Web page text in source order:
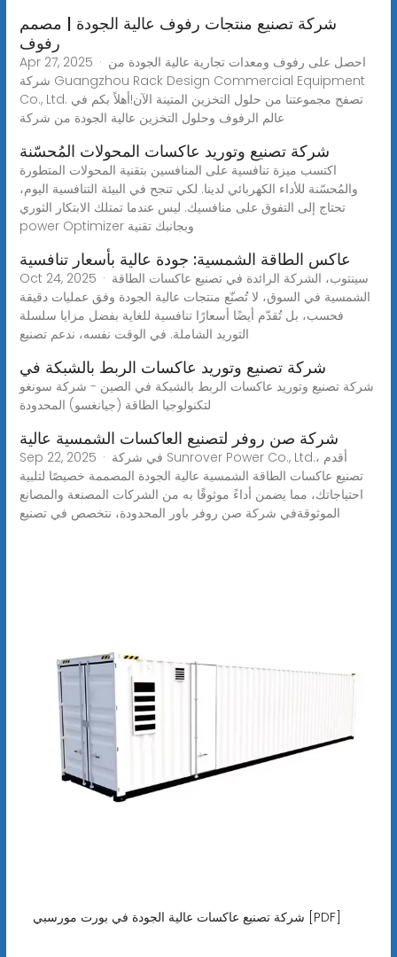
شركة تصنيع منتجات رفوف عالية الجودة | مصمم
رفوف
Apr 27, 2025 · احصل على رفوف ومعدات تجارية عالية الجودة من
شركة Guangzhou Rack Design Commercial Equipment
Co., Ltd. تصفح مجموعتنا من حلول التخزين المتينة الآن!أهلاً بكم في
عالم الرفوف وحلول التخزين عالية الجودة من شركة
شركة تصنيع وتوريد عاكسات المحولات المُحسّنة
اكتسب ميزة تنافسية على المنافسين بتقنية المحولات المتطورة
والمُحسّنة للأداء الكهربائي لدينا. لكي تنجح في البيئة التنافسية اليوم،
تحتاج إلى التفوق على منافسيك. ليس عندما تمتلك الابتكار الثوري
power Optimizer وبجانبك تقنية
عاكس الطاقة الشمسية: جودة عالية بأسعار تنافسية
Oct 24, 2025 · سينتوب، الشركة الرائدة في تصنيع عاكسات الطاقة
الشمسية في السوق، لا تُصنّع منتجات عالية الجودة وفق عمليات دقيقة
فحسب، بل تُقدّم أيضًا أسعارًا تنافسية للغاية بفضل مزايا سلسلة
التوريد الشاملة. في الوقت نفسه، ندعم تصنيع
شركة تصنيع وتوريد عاكسات الربط بالشبكة في
شركة تصنيع وتوريد عاكسات الربط بالشبكة في الصين - شركة سونغو
لتكنولوجيا الطاقة (جيانغسو) المحدودة
شركة صن روفر لتصنيع العاكسات الشمسية عالية
Sep 22, 2025 · في شركة Sunrover Power Co., Ltd.، أقدم
تصنيع عاكسات الطاقة الشمسية عالية الجودة المصممة خصيصًا لتلبية
احتياجاتك، مما يضمن أداءً موثوقًا به من الشركات المصنعة والمصانع
الموثوقةفي شركة صن روفر باور المحدودة، نتخصص في تصنيع
شركة تصنيع عاكسات عالية الجودة في بورت مورسبي [PDF]